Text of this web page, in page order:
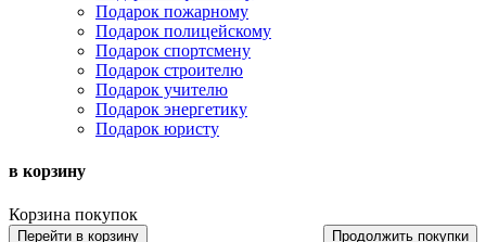
Подарок пожарному
Подарок полицейскому
Подарок спортсмену
Подарок строителю
Подарок учителю
Подарок энергетику
Подарок юристу
в корзину
Корзина покупок
Перейти в корзину Продолжить покупки